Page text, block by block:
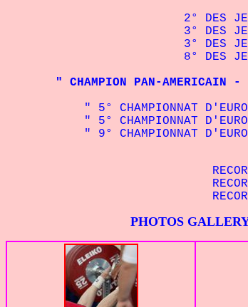
2° DES JEUX
3° DES JEUX
3° DES JEUX
8° DES JEUX
" CHAMPION PAN-AMERICAIN
" 5° CHAMPIONNAT
" 5° CHAMPIONNAT
" 9° CHAMPIONNAT
RECORD
RECORD
RECORD
PHOTOS